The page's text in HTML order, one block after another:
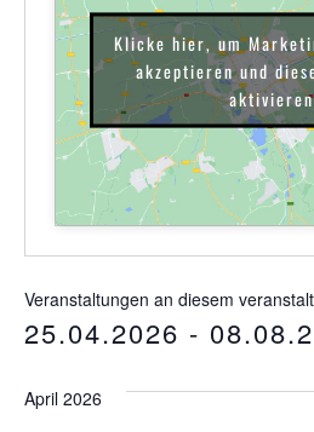
Klicke hier, um
akzeptieren und
aktivieren
Veranstaltungen an diesem
25.04.2026 -
April 2026